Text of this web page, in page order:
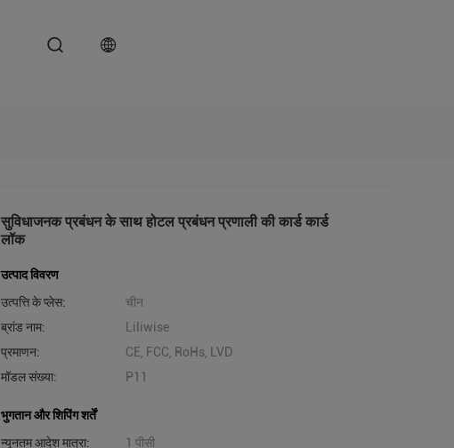
सुविधाजनक प्रबंधन के साथ होटल प्रबंधन प्रणाली की कार्ड कार्ड
लॉक
उत्पाद विवरण
उत्पत्ति के प्लेस:
चीन
ब्रांड नाम:
Liliwise
प्रमाणन:
CE, FCC, RoHs, LVD
मॉडल संख्या:
P11
भुगतान और शिपिंग शर्तें
न्यूनतम आदेश मात्रा:
1 पीसी